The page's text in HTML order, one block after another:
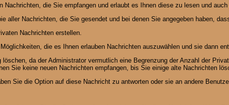
Nachrichten, die Sie empfangen und erlaubt es Ihnen diese zu lesen und
aller Nachrichten, die Sie gesendet und bei denen Sie angegeben haben,
Nachrichten erstellen.
die es Ihnen erlauben Nachrichten auszuwählen und sie dann
da der Administrator vermutlich eine Begrenzung der Anzahl der
Sie keine neuen Nachrichten empfangen, bis Sie einige alte Nachrichten
Sie die Option auf diese Nachricht zu antworten oder sie an andere